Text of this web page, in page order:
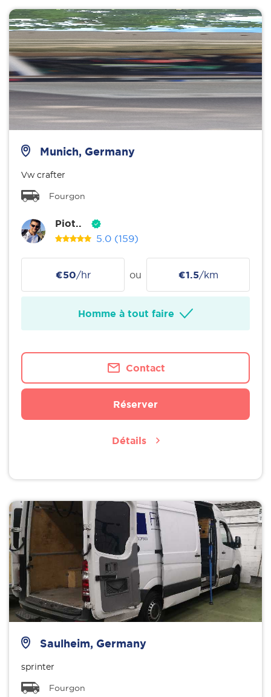
Munich, Germany
Vw crafter
Fourgon
Piot..
5.0 (159)
€50/hr ou €1.5/km
Homme à tout faire
Contact
Réserver
Détails
Saulheim, Germany
sprinter
Fourgon